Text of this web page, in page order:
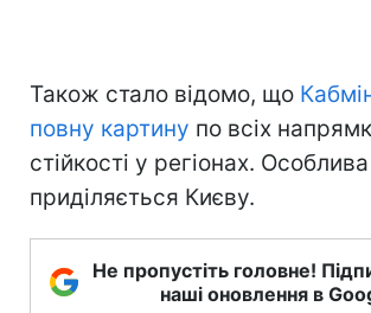
Також стало відомо, що
повну картину по всіх
стійкості у регіонах.
приділяється Києву.
Не пропустіть головне!
наші оновлення в